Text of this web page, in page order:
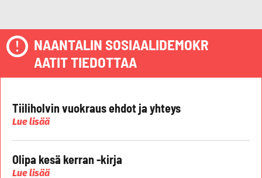
NAANTALIN SOSIAALIDEMOKR
AATIT TIEDOTTAA
Tiiliholvin vuokraus ehdot ja yhteys
Lue lisää
Olipa kesä kerran -kirja
Lue lisää